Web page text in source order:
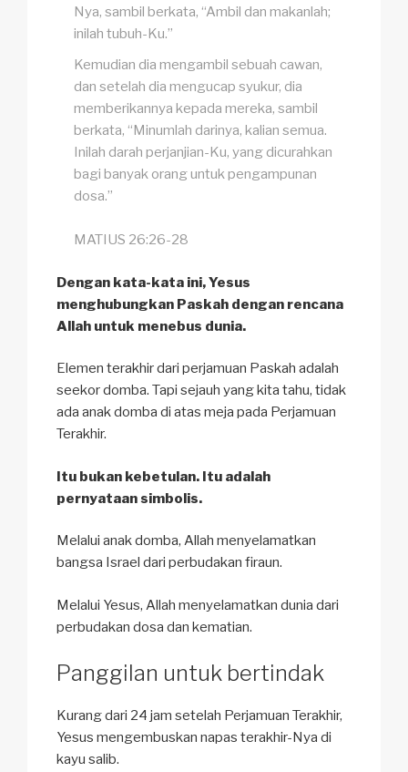
Nya, sambil berkata, “Ambil dan makanlah;
inilah tubuh-Ku.”
Kemudian dia mengambil sebuah cawan,
dan setelah dia mengucap syukur, dia
memberikannya kepada mereka, sambil
berkata, “Minumlah darinya, kalian semua.
Inilah darah perjanjian-Ku, yang dicurahkan
bagi banyak orang untuk pengampunan
dosa.”
MATIUS 26:26-28
Dengan kata-kata ini, Yesus
menghubungkan Paskah dengan rencana
Allah untuk menebus dunia.
Elemen terakhir dari perjamuan Paskah adalah
seekor domba. Tapi sejauh yang kita tahu, tidak
ada anak domba di atas meja pada Perjamuan
Terakhir.
Itu bukan kebetulan. Itu adalah
pernyataan simbolis.
Melalui anak domba, Allah menyelamatkan
bangsa Israel dari perbudakan firaun.
Melalui Yesus, Allah menyelamatkan dunia dari
perbudakan dosa dan kematian.
Panggilan untuk bertindak
Kurang dari 24 jam setelah Perjamuan Terakhir,
Yesus mengembuskan napas terakhir-Nya di
kayu salib.